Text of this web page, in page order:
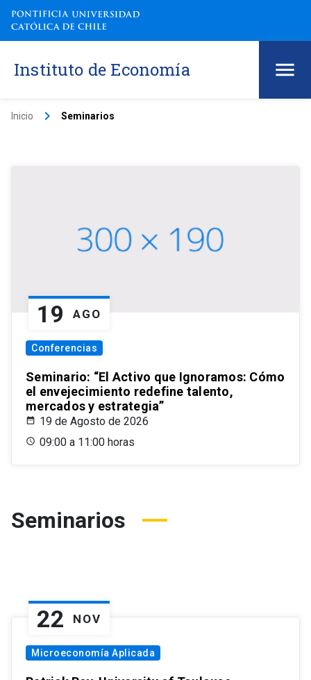
Instituto de Economía
Inicio keyboard_arrow_right Seminarios
19 AGO
Conferencias
Seminario: “El Activo que Ignoramos: Cómo
el envejecimiento redefine talento,
mercados y estrategia”
19 de Agosto de 2026
09:00 a 11:00 horas
Seminarios
22 NOV
Microeconomía Aplicada